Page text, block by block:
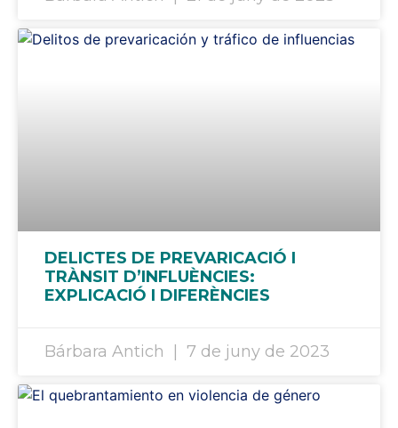
DELICTES DE PREVARICACIÓ I
TRÀNSIT D’INFLUÈNCIES:
EXPLICACIÓ I DIFERÈNCIES
Bárbara Antich 7 de juny de 2023